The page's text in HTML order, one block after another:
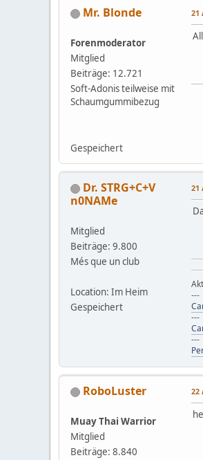
Mr. Blonde
Forenmoderator
Mitglied
Beiträge: 12.721
Soft-Adonis teilweise mit
Schaumgummibezug
Gespeichert
21
Dr. STRG+C+V
n0NAMe
Mitglied
Beiträge: 9.800
Més que un club
Location: Im Heim
Gespeichert
21
---
---
---
RoboLuster
Muay Thai Warrior
Mitglied
Beiträge: 8.840
22